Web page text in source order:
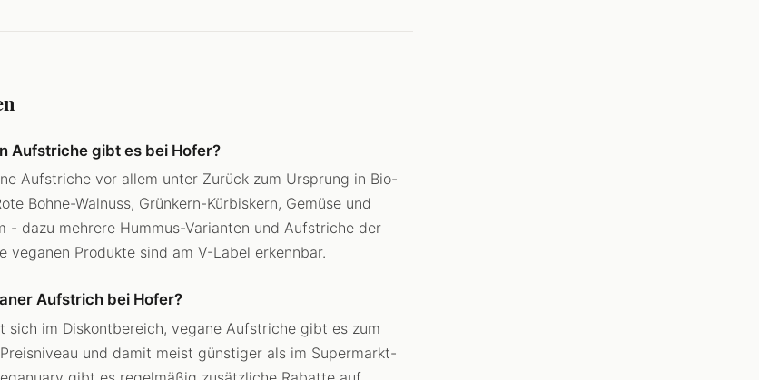
Aufstriche gibt es bei Hofer?
Aufstriche vor allem unter Zurück zum Ursprung in Bio-
Bohne-Walnuss, Grünkern-Kürbiskern, Gemüse und
- dazu mehrere Hummus-Varianten und Aufstriche der
veganen Produkte sind am V-Label erkennbar.
Aufstrich bei Hofer?
sich im Diskontbereich, vegane Aufstriche gibt es zum
und damit meist günstiger als im Supermarkt-